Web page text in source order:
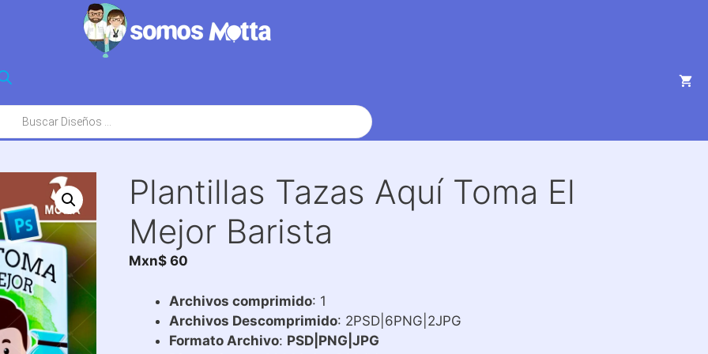
Plantillas Tazas Aquí Toma El
Mejor Barista
Mxn$60
Archivos comprimido: 1
Archivos Descomprimido: 2PSD|6PNG|2JPG
Formato Archivo: PSD|PNG|JPG